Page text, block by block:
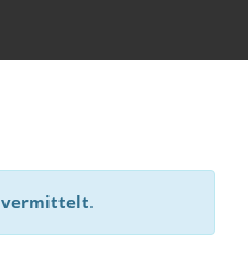
vermittelt.